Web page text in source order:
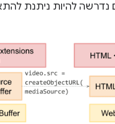
להיות ניתנת